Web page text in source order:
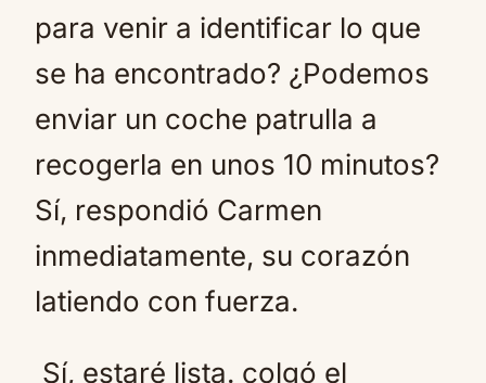
para venir a identificar lo que
se ha encontrado? ¿Podemos
enviar un coche patrulla a
recogerla en unos 10 minutos?
Sí, respondió Carmen
inmediatamente, su corazón
latiendo con fuerza.
Sí, estaré lista. colgó el